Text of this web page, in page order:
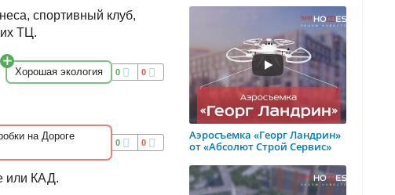
спортивный клуб,
ТЦ.
Хорошая экология 0 0
на Дороге
0 0
или КАД.
Аэросъемка «Георг Ландрин»
от «Абсолют Строй Сервис»